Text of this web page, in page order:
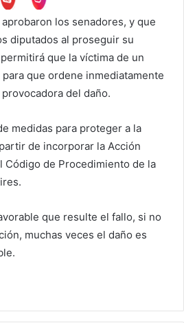
los senadores, y que
diputados al proseguir su
que la víctima de un
que ordene inmediatamente
del daño.
medidas para proteger a la
de incorporar la Acción
Código de Procedimiento de la
que resulte el fallo, si no
muchas veces el daño es